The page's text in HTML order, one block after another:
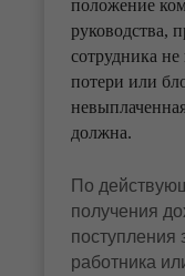
положение
руководства,
сотрудника не
потери или
должна.
По
получения
поступления
работника